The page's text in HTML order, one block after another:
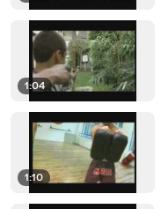
1:04
1:10